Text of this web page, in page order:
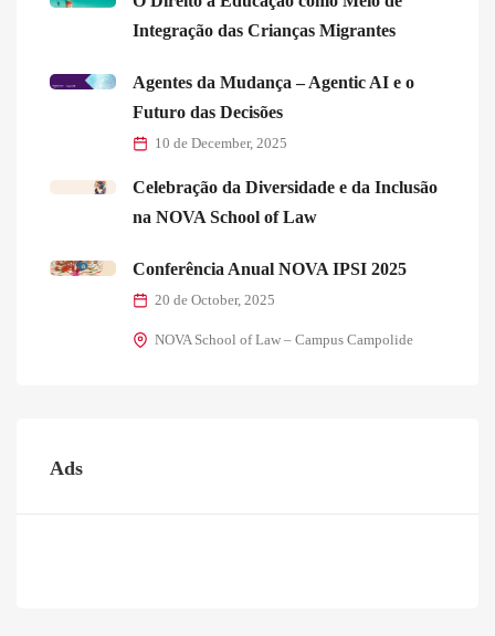
Integração das Crianças Migrantes
Agentes da Mudança – Agentic AI e o
Futuro das Decisões
10 de December, 2025
Celebração da Diversidade e da Inclusão
na NOVA School of Law
Conferência Anual NOVA IPSI 2025
20 de October, 2025
NOVA School of Law – Campus Campolide
Ads